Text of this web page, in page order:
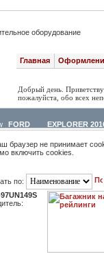
Главная
Добрый день.
пожалуйста, обо всех
FORD
EXPLORER
браузер не принимает
включить cookies.
по: